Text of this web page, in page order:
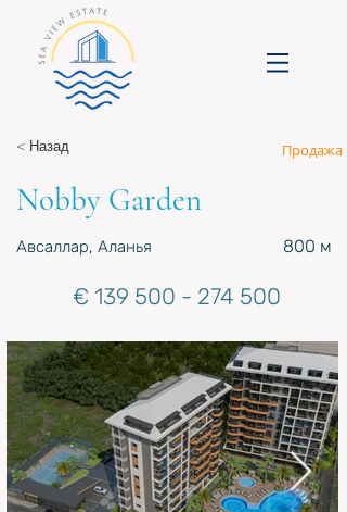
< Назад Продажа
Nobby Garden
Авсаллар, Аланья 800 м
€ 139 500 - 274 500